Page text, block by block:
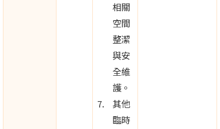
相關
空間
整潔
與安
全維
護。
其他
臨時